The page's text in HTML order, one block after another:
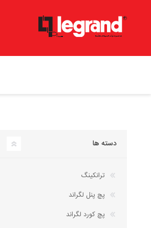
دسته ها
ترانکینگ
پچ پنل لگراند
پچ کورد لگراند